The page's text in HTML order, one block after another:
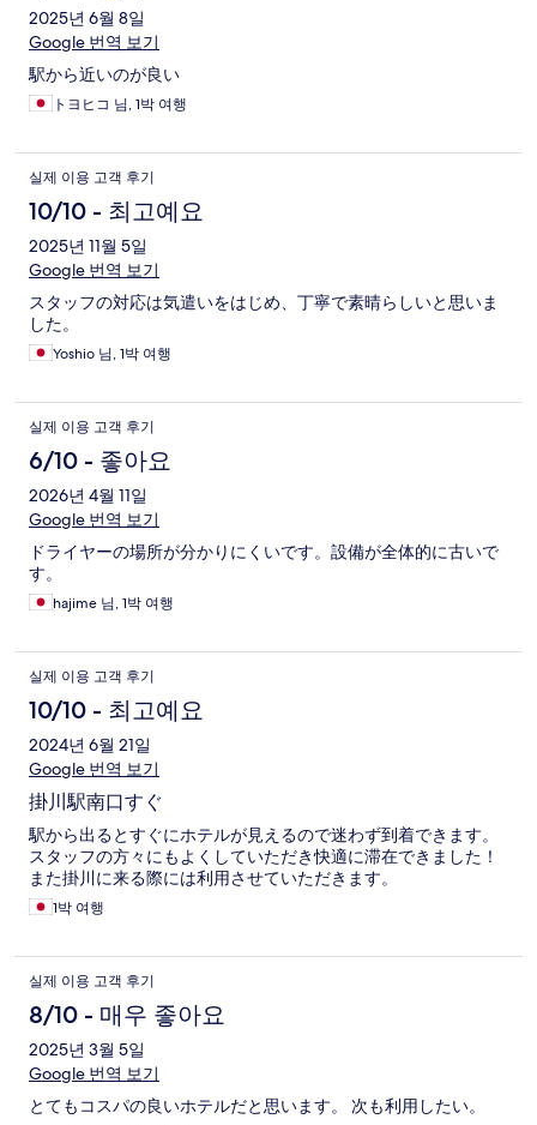
2025년 6월 8일
Google 번역 보기
駅から近いのが良い
トヨヒコ 님, 1박 여행
실제 이용 고객 후기
10/10 - 최고예요
2025년 11월 5일
Google 번역 보기
スタッフの対応は気遣いをはじめ、丁寧で素晴らしいと思いま
した。
Yoshio 님, 1박 여행
실제 이용 고객 후기
6/10 - 좋아요
2026년 4월 11일
Google 번역 보기
ドライヤーの場所が分かりにくいです。設備が全体的に古いで
す。
hajime 님, 1박 여행
실제 이용 고객 후기
10/10 - 최고예요
2024년 6월 21일
Google 번역 보기
掛川駅南口すぐ
駅から出るとすぐにホテルが見えるので迷わず到着できます。
スタッフの方々にもよくしていただき快適に滞在できました！
また掛川に来る際には利用させていただきます。
1박 여행
실제 이용 고객 후기
8/10 - 매우 좋아요
2025년 3월 5일
Google 번역 보기
とてもコスパの良いホテルだと思います。 次も利用したい。